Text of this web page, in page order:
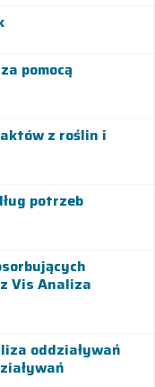
pomocą
z roślin i
potrzeb
Vis Analiza
oddziaływań